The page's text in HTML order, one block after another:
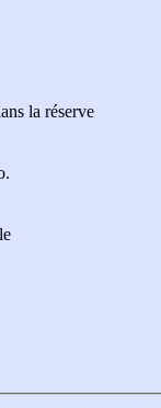
la réserve